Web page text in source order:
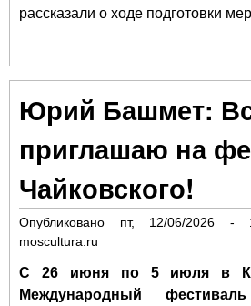
рассказали о ходе подготовки
Юрий Башмет:
приглашаю на
Чайковского!
Опубликовано пт, 12/06/2026 -
moscultura.ru
С 26 июня по 5 июля в
Международный